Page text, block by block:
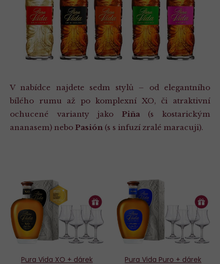
V nabídce najdete sedm stylů – od elegantního
bílého rumu až po komplexní XO, či atraktivní
ochucené varianty jako Piña(s kostarickým
ananasem) nebo Pasión (s s infuzí zralé maracuji).
Pura Vida XO + dárek Pura Vida Puro + dárek